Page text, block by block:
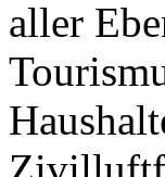
aller